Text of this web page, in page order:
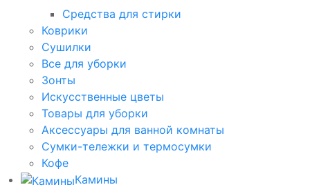
Средства для стирки
Коврики
Сушилки
Все для уборки
Зонты
Искусственные цветы
Товары для уборки
Аксессуары для ванной комнаты
Сумки-тележки и термосумки
Кофе
Камины